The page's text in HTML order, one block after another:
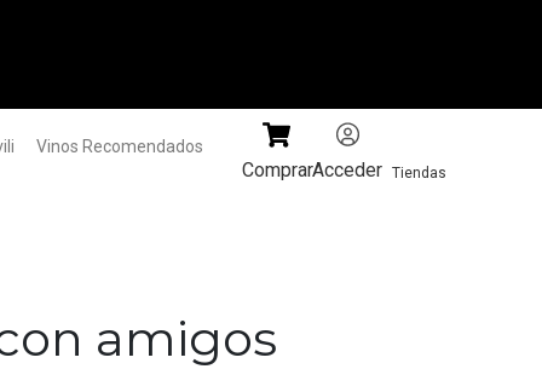
Vinos Recomendados
ComprarAcceder Tiendas
amigos